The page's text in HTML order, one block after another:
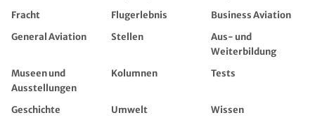
Fracht
Flugerlebnis
Business Aviation
General Aviation
Stellen
Aus- und
Weiterbildung
Museen und
Ausstellungen
Kolumnen Tests
Geschichte Umwelt
Wissen